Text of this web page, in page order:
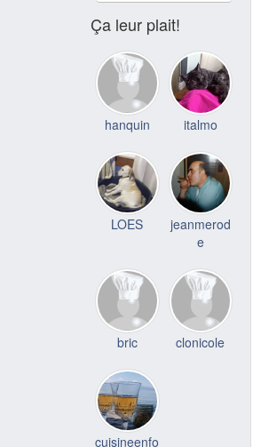
Ça leur plait!
hanquin italmo
LOES
jeanmerod
e
bric clonicole
cuisineenfo